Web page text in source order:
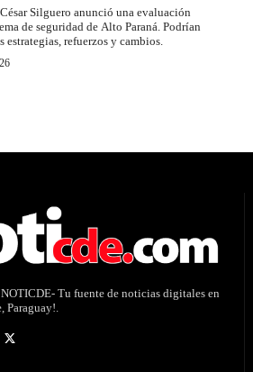
Silguero anunció una evaluación
de seguridad de Alto Paraná. Podrían
estrategias, refuerzos y cambios.
Tu fuente de noticias digitales en
Paraguay!.